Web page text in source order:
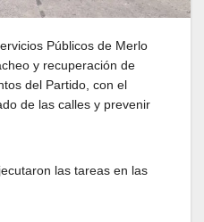
Públicos de Merlo
y recuperación de
del Partido, con el
de las calles y prevenir
las tareas en las